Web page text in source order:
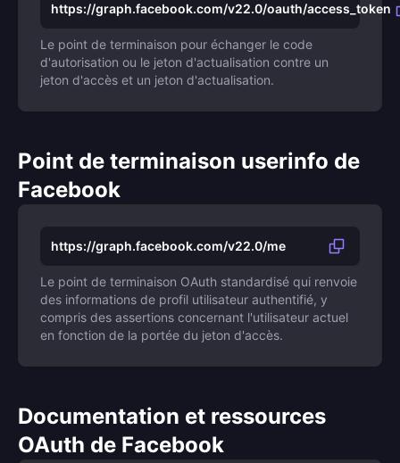
https://graph.facebook.com/v22.0/oauth/access_token
Le point de terminaison pour échanger le code
d'autorisation ou le jeton d'actualisation contre un
jeton d'accès et un jeton d'actualisation.
Point de terminaison userinfo de
Facebook
https://graph.facebook.com/v22.0/me
Le point de terminaison OAuth standardisé qui renvoie
des informations de profil utilisateur authentifié, y
compris des assertions concernant l'utilisateur actuel
en fonction de la portée du jeton d'accès.
Documentation et ressources
OAuth de Facebook